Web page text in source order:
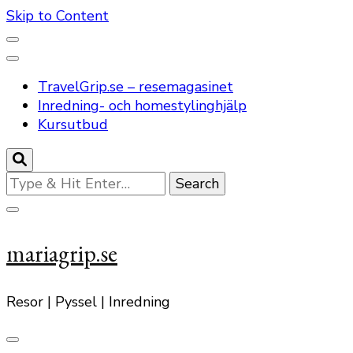
Skip to Content
TravelGrip.se – resemagasinet
Inredning- och homestylinghjälp
Kursutbud
Looking
for
Something?
mariagrip.se
Resor | Pyssel | Inredning